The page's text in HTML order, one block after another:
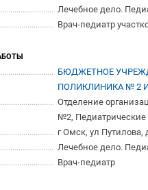
Лечебное дело.
Врач-педиатр
БЮДЖЕТНОЕ
ПОЛИКЛИНИКА № 2
Отделение
№2, Педиатрические
г Омск, ул Путилова,
Лечебное дело.
Врач-педиатр